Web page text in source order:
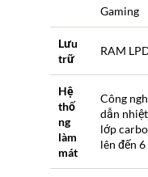
Gaming
Lưu
trữ
RAM
Hệ
thố
ng
làm
mát
Công
dẫn
lớp
lên đến 6